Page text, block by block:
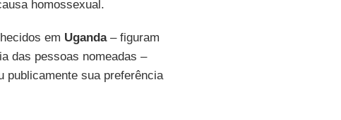
homossexual.
em Uganda– figuram
das pessoas nomeadas –
publicamente sua preferência